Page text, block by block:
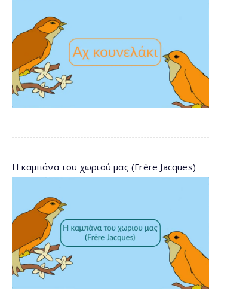
Η καμπάνα του χωριού μας (Frère Jacques)